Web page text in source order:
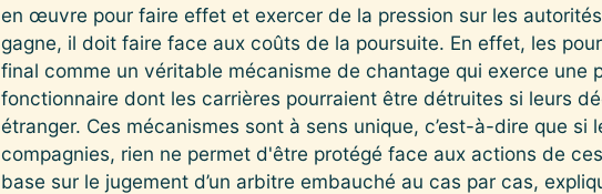
en œuvre pour faire effet et exercer de la pression sur les
gagne, il doit faire face aux coûts de la poursuite. En effet, les
final comme un véritable mécanisme de chantage qui exerce une
fonctionnaire dont les carrières pourraient être détruites si leurs
étranger. Ces mécanismes sont à sens unique, c’est-à-dire que si
compagnies, rien ne permet d'être protégé face aux actions de
base sur le jugement d’un arbitre embauché au cas par cas,